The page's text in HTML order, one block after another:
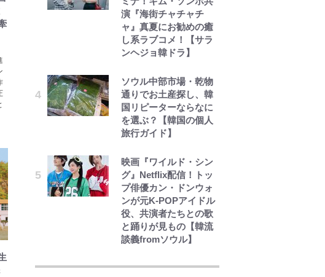
演『海街チャチャチ
ャ』真夏にお勧めの癒
し系ラブコメ！【サラ
ンヘジョ韓ドラ】
ソウル中部市場・乾物
通りでお土産探し、韓
国リピーターならなに
を選ぶ？【韓国の個人
旅行ガイド】
映画『ワイルド・シン
グ』Netflix配信！トッ
プ俳優カン・ドンウォ
ンが元K-POPアイドル
役、共演者たちとの歌
と踊りが見もの【韓流
談義fromソウル】